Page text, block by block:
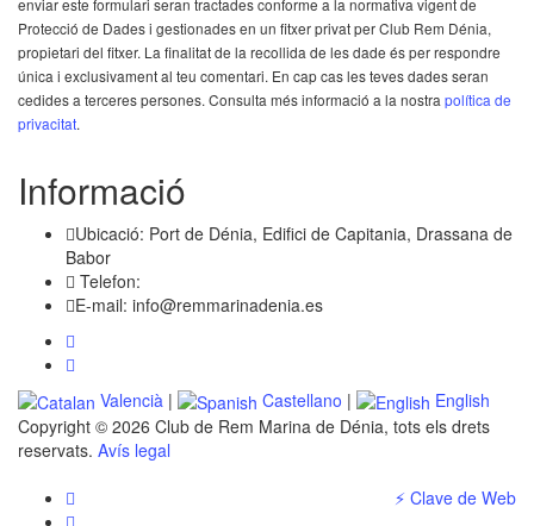
Protecció de Dades i gestionades en un fitxer privat per Club Rem Dénia,
propietari del fitxer. La finalitat de la recollida de les dade és per respondre
única i exclusivament al teu comentari. En cap cas les teves dades seran
cedides a terceres persones. Consulta més informació a la nostra política de
privacitat.
Informació
Ubicació: Port de Dénia, Edifici de Capitania, Drassana de
Babor
Telefon:
E-mail: info@remmarinadenia.es
Valencià | Castellano |
English
Copyright © 2026 Club de Rem Marina de Dénia, tots els drets
reservats. Avís legal
⚡ Clave de Web